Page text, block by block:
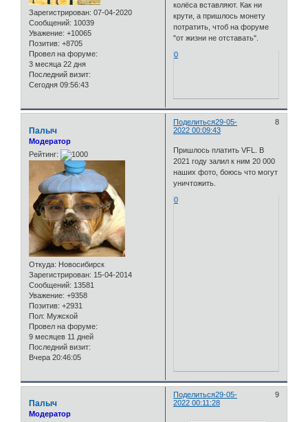
Зарегистрирован: 07-04-2020
Сообщений: 10039
Уважение: +10065
Позитив: +8705
Провел на форуме:
3 месяца 22 дня
Последний визит:
Сегодня 09:56:43
колёса вставляют. Как ни
крути, а пришлось монету
потратить, чтоб на форуме
"от жизни не отставать".
0
Поделиться 8
29-05-
2022 00:09:43
Палыч
Модератор
Рейтинг:
Откуда: Новосибирск
Зарегистрирован: 15-04-2014
Сообщений: 13581
Уважение: +9358
Позитив: +2931
Пол: Мужской
Провел на форуме:
9 месяцев 11 дней
Последний визит:
Вчера 20:46:05
Пришлось платить VFL. В
2021 году залил к ним 20 000
наших фото, боюсь что могут
уничтожить.
0
Поделиться 9
29-05-
2022 00:11:28
Палыч
Модератор